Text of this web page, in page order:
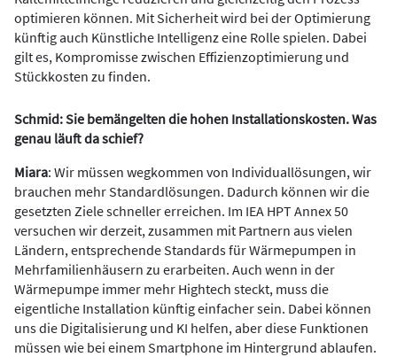
optimieren können. Mit Sicherheit wird bei der Optimierung
künftig auch Künstliche Intelligenz eine Rolle spielen. Dabei
gilt es, Kompromisse zwischen Effizienzoptimierung und
Stückkosten zu finden.
Schmid: Sie bemängelten die hohen Installationskosten. Was
genau läuft da schief?
Miara: Wir müssen wegkommen von Individuallösungen, wir
brauchen mehr Standardlösungen. Dadurch können wir die
gesetzten Ziele schneller erreichen. Im IEA HPT Annex 50
versuchen wir derzeit, zusammen mit Partnern aus vielen
Ländern, entsprechende Standards für Wärmepumpen in
Mehrfamilienhäusern zu erarbeiten. Auch wenn in der
Wärmepumpe immer mehr Hightech steckt, muss die
eigentliche Installation künftig einfacher sein. Dabei können
uns die Digitalisierung und KI helfen, aber diese Funktionen
müssen wie bei einem Smartphone im Hintergrund ablaufen.